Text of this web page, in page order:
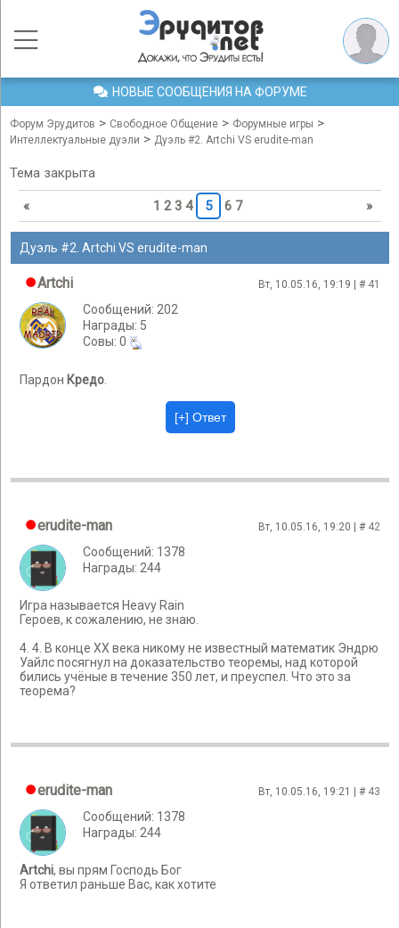
НОВЫЕ СООБЩЕНИЯ НА ФОРУМЕ
Форум Эрудитов > Свободное Общение > Форумные игры >
Интеллектуальные дуэли > Дуэль #2. Artchi VS erudite-man
Тема закрыта
« 1 2 3 4 5 6 7 »
Дуэль #2. Artchi VS erudite-man
Artchi Вт, 10.05.16, 19:19 | # 41
Сообщений: 202
Награды: 5
Cовы: 0
Пардон Кредо.
erudite-man Вт, 10.05.16, 19:20 | # 42
Сообщений: 1378
Награды: 244
Игра называется Heavy Rain
Героев, к сожалению, не знаю.
4. 4. В конце XX века никому не известный математик Эндрю
Уайлс посягнул на доказательство теоремы, над которой
бились учёные в течение 350 лет, и преуспел. Что это за
теорема?
erudite-man Вт, 10.05.16, 19:21 | # 43
Сообщений: 1378
Награды: 244
Artchi, вы прям Господь Бог
Я ответил раньше Вас, как хотите